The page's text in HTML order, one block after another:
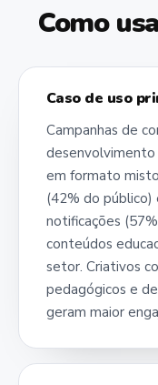
Como
Caso de uso
Campanhas de
em formato
(42% do público)
notificações
conteúdos
setor. Criativos
pedagógicos e
geram maior